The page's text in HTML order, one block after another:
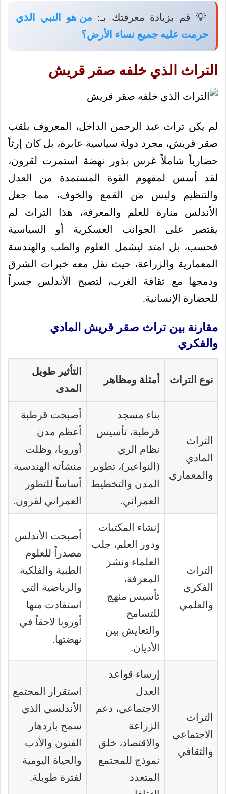
💡 قم بزيادة معرفتك بـ: من هو النبي الذي
حرمت عليه جميع نساء الأرض؟
التراث الذي خلفه صقر قريش
لم يكن تراث عبد الرحمن الداخل، المعروف بلقب
صقر قريش، مجرد دولة سياسية عابرة، بل كان إرثاً
حضارياً شاملاً غرس بذور نهضة استمرت لقرون،
لقد أسس لمفهوم القوة المستمدة من العدل
والتنظيم وليس من القمع والخوف، مما جعل
الأندلس منارة للعلم والمعرفة، هذا التراث لم
يقتصر على الجوانب العسكرية أو السياسية
فحسب، بل امتد ليشمل العلوم والطب والهندسة
المعمارية والزراعة، حيث نقل معه خبرات الشرق
ودمجها مع ثقافة الغرب، لتصبح الأندلس جسراً
للحضارة الإنسانية.
مقارنة بين تراث صقر قريش المادي
والفكري
نوع التراث أمثلة ومظاهر
التأثير طويل
المدى
التراث
المادي
والمعماري
بناء مسجد
قرطبة، تأسيس
نظام الري
(النواعير)، تطوير
المدن والتخطيط
العمراني.
أصبحت قرطبة
أعظم مدن
أوروبا، وظلت
منشآته الهندسية
أساساً للتطور
العمراني لقرون.
التراث
الفكري
والعلمي
إنشاء المكتبات
ودور العلم، جلب
العلماء ونشر
المعرفة،
تأسيس منهج
للتسامح
والتعايش بين
الأديان.
أصبحت الأندلس
مصدراً للعلوم
الطبية والفلكية
والرياضية التي
استفادت منها
أوروبا لاحقاً في
نهضتها.
التراث
الاجتماعي
والثقافي
إرساء قواعد
العدل
الاجتماعي، دعم
الزراعة
والاقتصاد، خلق
نموذج للمجتمع
المتعدد
استقرار المجتمع
الأندلسي الذي
سمح بازدهار
الفنون والأدب
والحياة اليومية
لفترة طويلة.